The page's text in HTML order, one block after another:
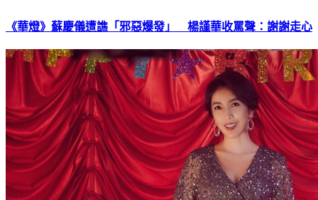
《華燈》蘇慶儀遭譙「邪惡爆發」 楊謹華收罵聲：謝謝走心